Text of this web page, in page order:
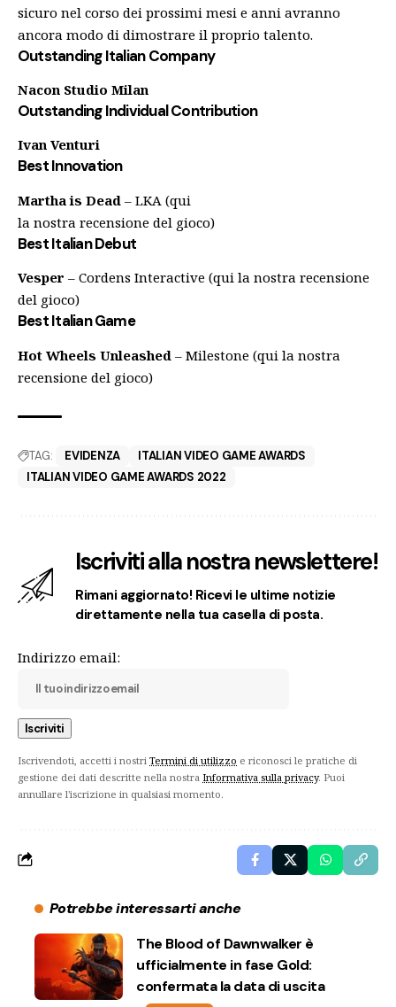
sicuro nel corso dei prossimi mesi e anni avranno
ancora modo di dimostrare il proprio talento.
Outstanding Italian Company
Nacon Studio Milan
Outstanding Individual Contribution
Ivan Venturi
Best Innovation
Martha is Dead – LKA (qui
la nostra recensione del gioco)
Best Italian Debut
Vesper – Cordens Interactive (qui la nostra recensione
del gioco)
Best Italian Game
Hot Wheels Unleashed – Milestone (qui la nostra
recensione del gioco)
TAG: EVIDENZA
ITALIAN VIDEO GAME AWARDS
ITALIAN VIDEO GAME AWARDS 2022
Iscriviti alla nostra newslettere!
Rimani aggiornato! Ricevi le ultime notizie
direttamente nella tua casella di posta.
Indirizzo email:
Iscrivendoti, accetti i nostri Termini di utilizzo e riconosci le pratiche di
gestione dei dati descritte nella nostra Informativa sulla privacy. Puoi
annullare l'iscrizione in qualsiasi momento.
Potrebbe interessarti anche
The Blood of Dawnwalker è
ufficialmente in fase Gold:
confermata la data di uscita